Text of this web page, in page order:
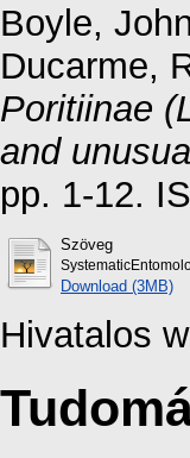
Boyle,
Ducarme,
Poritiinae
and
pp. 1-12.
Szöveg
Download (3MB)
Hivatalos